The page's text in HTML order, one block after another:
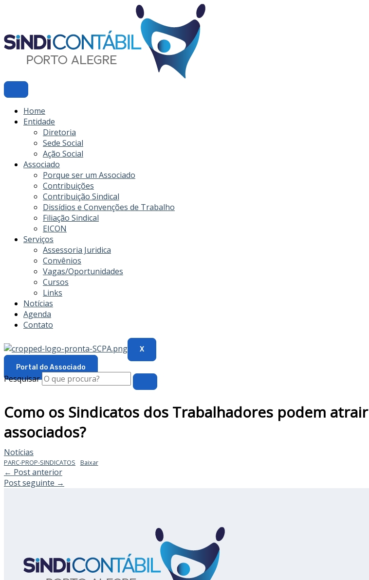
conteúdo
Home
Entidade
Diretoria
Sede Social
Ação Social
Associado
Porque ser um Associado
Contribuições
Contribuição Sindical
Dissídios e Convenções de Trabalho
Filiação Sindical
EICON
Serviços
Assessoria Juridica
Convênios
Vagas/Oportunidades
Cursos
Links
Notícias
Agenda
Contato
X
Portal do Associado
Pesquisar
Como os Sindicatos dos Trabalhadores podem
associados?
Notícias
PARC-PROP-SINDICATOS Baixar
← Post anterior
Post seguinte →